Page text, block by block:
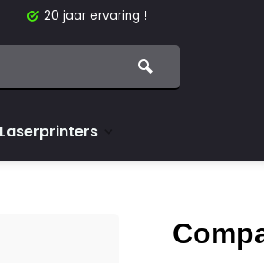
20 jaar ervaring !
Laserprinters